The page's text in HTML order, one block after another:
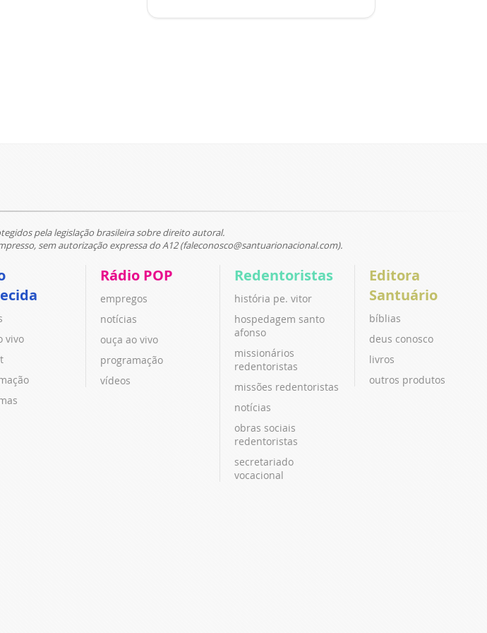
pela legislação brasileira sobre direito autoral.
sem autorização expressa do A12 (faleconosco@santuarionacional.com).
vivo
Rádio POP
empregos
notícias
ouça ao vivo
programação
vídeos
Redentoristas
história pe. vitor
hospedagem santo
afonso
missionários
redentoristas
missões redentoristas
notícias
obras sociais
redentoristas
secretariado
vocacional
Editora
Santuário
bíblias
deus conosco
livros
outros produtos